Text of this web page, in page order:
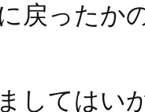
戻ったか
してはい